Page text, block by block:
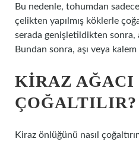
Bu nedenle, tohumdan
çelikten yapılmış köklerle
serada genişletildikten sonra,
Bundan sonra, aşı veya kalem
KIRAZ AĞACI
ÇOĞALTILIR?
Kiraz önlüğünü nasıl